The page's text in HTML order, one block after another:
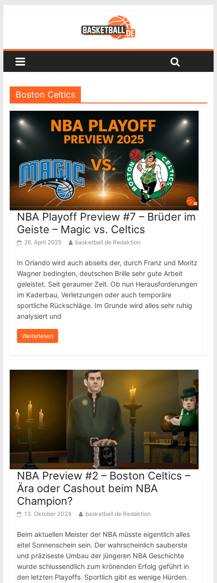
Boston Celtics
NBA Playoff Preview #7 – Brüder im
Geiste – Magic vs. Celtics
26. April 2025 basketball.de Redaktion
In Orlando wird auch abseits der, durch Franz und Moritz
Wagner bedingten, deutschen Brille sehr gute Arbeit
geleistet. Seit geraumer Zeit. Ob nun Herausforderungen
im Kaderbau, Verletzungen oder auch temporäre
sportliche Rückschläge. Im Grunde wird alles sehr ruhig
analysiert und
Weiterlesen
NBA Preview #2 – Boston Celtics –
Ära oder Cashout beim NBA
Champion?
13. Oktober 2024 basketball.de Redaktion
Beim aktuellen Meister der NBA müsste eigentlich alles
eitel Sonnenschein sein. Der wahrscheinlich sauberste
und präziseste Umbau der jüngeren NBA Geschichte
wurde schlussendlich zum krönenden Erfolg geführt in
den letzten Playoffs. Sportlich gibt es wenige Hürden.